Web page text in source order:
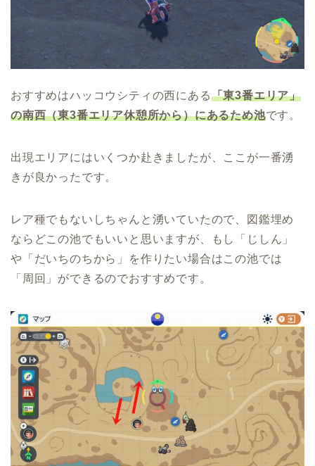
おすすめはハッコウシティの西にある「東3番エリア」
の南西（東3番エリア休憩所から）にあるため池です。
出現エリアにはいくつか赴きましたが、ここが一番湧
きが良かったです。
レア種でもないしちゃんと湧いていたので、図鑑埋め
ならどこの池でもいいと思いますが、もし「じしん」
や「だいちのちから」を作りたい場合はこの池では
「周回」ができるのでおすすめです。